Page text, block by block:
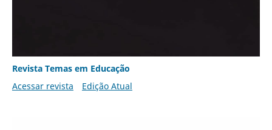
Revista Temas em Educação
Acessar revista
Edição Atual